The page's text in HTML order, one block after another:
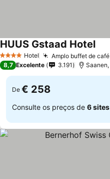
4 EstrelasHotel Amplo buffet de
HUUS Gstaad HotelVer
8,7 Excelente 3.191
De € 258
Consulte os preços de 6 sites